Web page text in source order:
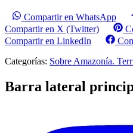
Compartir en WhatsApp
Compartir en X (Twitter)
Compartir en LinkedIn
Categorías: Sobre Amazonía.
Barra lateral